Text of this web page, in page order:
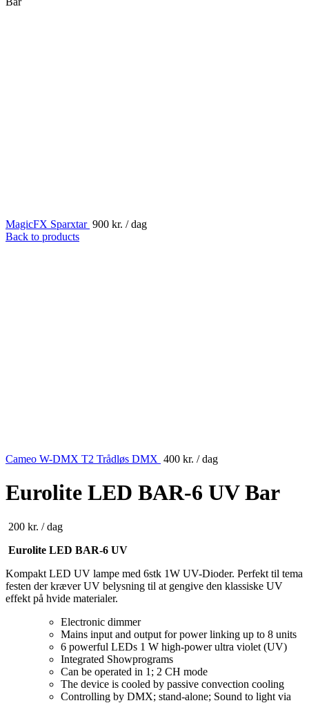
MagicFX Sparxtar 900 kr. / dag
Back to products
Cameo W-DMX T2 Trådløs DMX 400 kr. / dag
Eurolite LED BAR-6 UV Bar
200 kr. / dag
Eurolite LED BAR-6 UV
Kompakt LED UV lampe med 6stk 1W UV-Dioder. Perfekt til tema
festen der kræver UV belysning til at gengive den klassiske UV
effekt på hvide materialer.
Electronic dimmer
Mains input and output for power linking up to 8 units
6 powerful LEDs 1 W high-power ultra violet (UV)
Integrated Showprograms
Can be operated in 1; 2 CH mode
The device is cooled by passive convection cooling
Controlling by DMX; stand-alone; Sound to light via